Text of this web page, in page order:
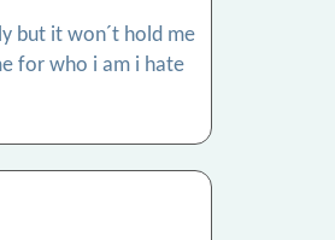
but it won´t hold me
for who i am i hate